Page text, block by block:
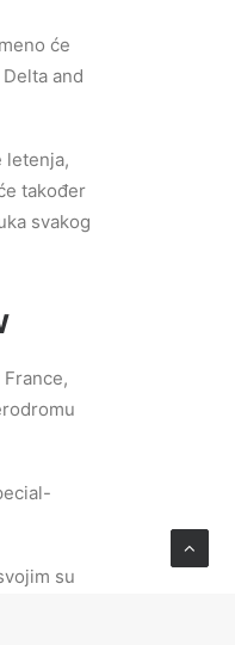
će
and
letenja,
također
svakog
su